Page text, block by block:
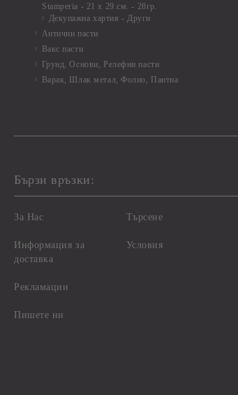
Stamperia - 21 х 29.см. - 28гр.
Декупажна хартия - Други
Антични пасти
Вакс пасти
Грунд, Основи, Релефни пасти
Варак, Шлак метал, Фолио, Пантна
Бързи връзки:
За Нас
Информация за
доставка
Рекламации
Пишете ни
Търсене
Условия